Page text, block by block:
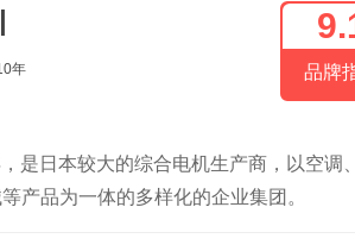
年 品牌
是日本较大的综合电机生产商，以空调
产品为一体的多样化的企业集团。